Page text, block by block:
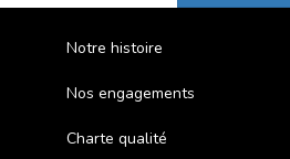
Notre histoire
Nos engagements
Charte qualité